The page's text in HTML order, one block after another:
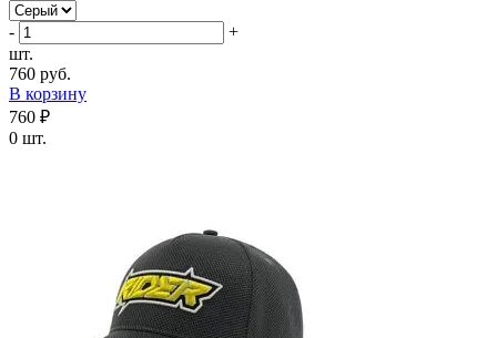
-
+
шт.
760 руб.
В корзину
760 ₽
0 шт.